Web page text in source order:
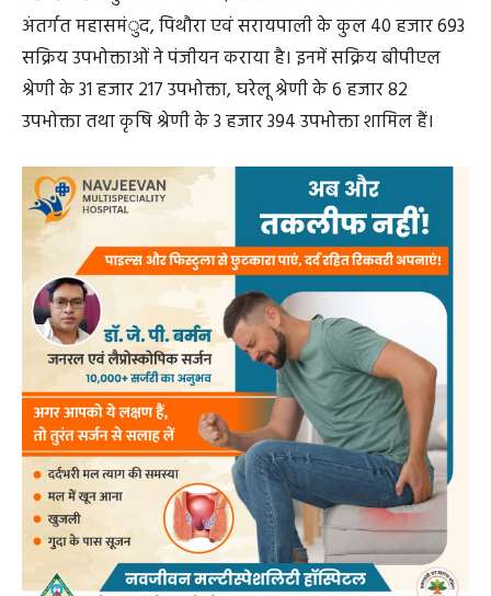
अंतर्गत महासमंुद, पिथौरा एवं सरायपाली के कुल 40 हजार 693
सक्रिय उपभोक्ताओं ने पंजीयन कराया है। इनमें सक्रिय बीपीएल
श्रेणी के 31 हजार 217 उपभोक्ता, घरेलू श्रेणी के 6 हजार 82
उपभोक्ता तथा कृषि श्रेणी के 3 हजार 394 उपभोक्ता शामिल हैं।